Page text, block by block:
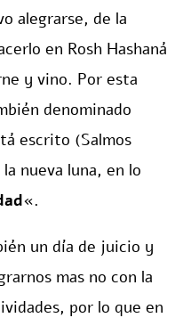
alegrarse, de la
en Rosh Hashaná
y vino. Por esta
denominado
escrito (Salmos
nueva luna, en lo
«.
un día de juicio y
mas no con la
por lo que en